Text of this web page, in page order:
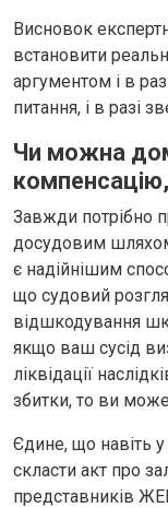
Висновок
встановити
аргументом і в
питання, і в разі
Чи можна
Завжди потрібно
досудовим
є надійнішим
що судовий
відшкодування
якщо ваш сусід
ліквідації
збитки, то ви
Єдине, що навіть у
скласти акт про
представників